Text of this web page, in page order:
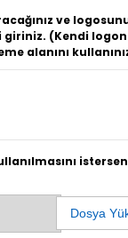
ve
giriniz. (Kendi
alanını
Dosya